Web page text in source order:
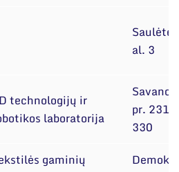
al. 3
technologijų ir
laboratorija
pr. 231,
330
gaminių